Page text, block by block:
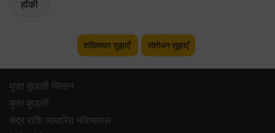
हॉकी
शख़्सियत सुझाएँ संशोधन सुझाएँ
मुफ्त कुंडली मिलान
मुफ्त कुंडली
चंद्र राशि आधारित भविष्यफल